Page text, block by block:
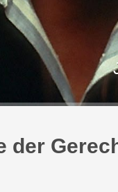
der